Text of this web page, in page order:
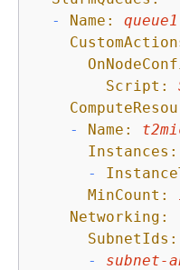
-
Name:
queue1
Script:
-
Name:
Instances:
-
MinCount:
Networking:
SubnetIds:
-
subnet-